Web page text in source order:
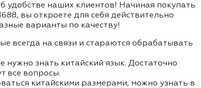
удобстве наших клиентов! Начиная покупать
вы откроете для себя действительно
варианты по качеству!
всегда на связи и стараются обрабатывать
нужно знать китайский язык. Достаточно
все вопросы.
китайскими размерами, можно узнать в